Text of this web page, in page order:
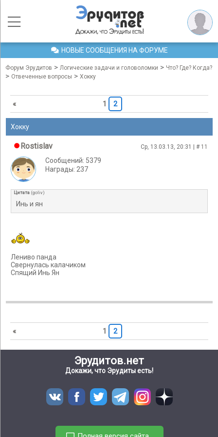
НОВЫЕ СООБЩЕНИЯ НА ФОРУМЕ
Форум Эрудитов > Логические задачи и головоломки > Что? Где? Когда?
> Отвеченные вопросы > Хокку
« 1 2
Хокку
Rostislav Ср, 13.03.13, 20:31 | # 11
Сообщений: 5379
Награды: 237
Цитата (goliv)
Инь и ян
Лениво панда
Свернулась калачиком
Спящий Инь Ян
« 1 2
Эрудитов.нет
Докажи, что Эрудиты есть!